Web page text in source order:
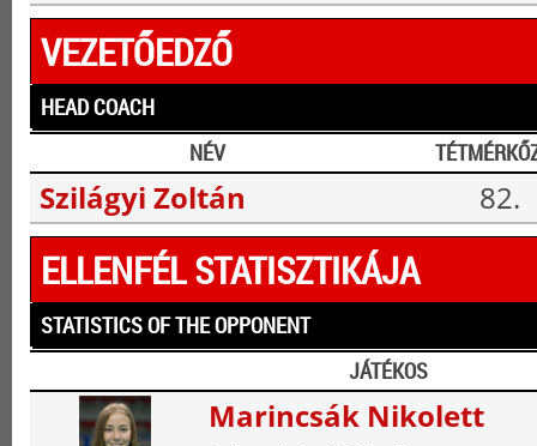
VEZETŐEDZŐ
HEAD COACH
NÉV
Szilágyi Zoltán 82.
ELLENFÉL STATISZTIKÁJA
STATISTICS OF THE OPPONENT
JÁTÉKOS
Marincsák Nikolett